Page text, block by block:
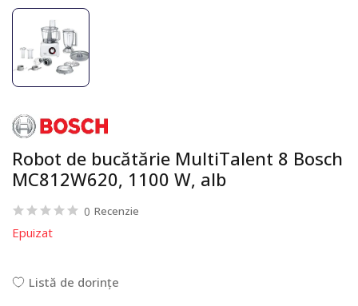
Robot de bucătărie MultiTalent 8 Bosch
MC812W620, 1100 W, alb
0 Recenzie
Epuizat
Listă de dorințe